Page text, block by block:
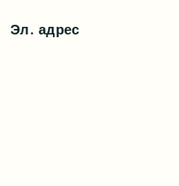
Эл. адрес